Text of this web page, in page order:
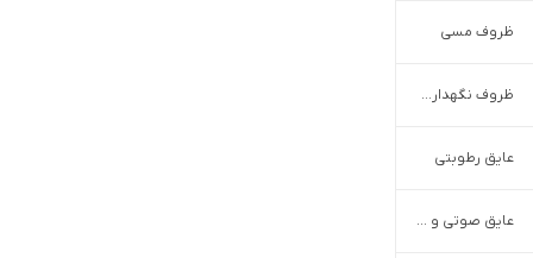
ظروف مسی
ظروف نگهداری آشپزخانه
عایق رطوبتی
عایق صوتی و حرارتی